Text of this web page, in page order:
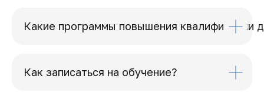
Какие программы повышения квалификации
Как записаться на обучение?